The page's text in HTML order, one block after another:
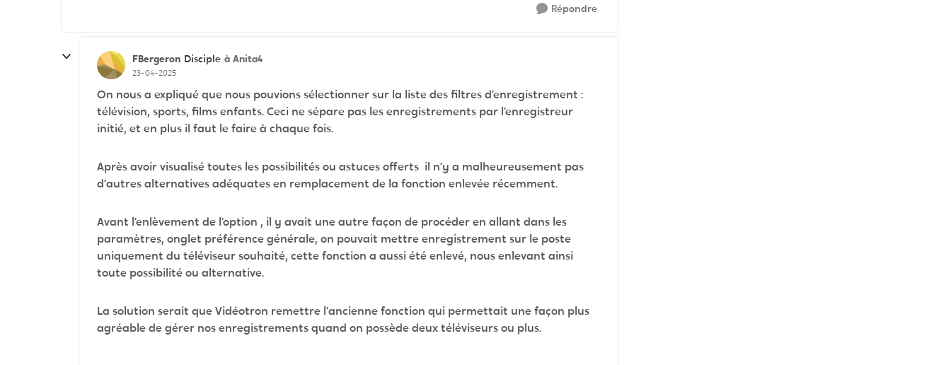
Répondre
FBergeron Disciple à Anita4
23-04-2025
On nous a expliqué que nous pouvions sélectionner sur la liste des filtres d’enregistrement :
télévision, sports, films enfants. Ceci ne sépare pas les enregistrements par l’enregistreur
initié, et en plus il faut le faire à chaque fois.
Après avoir visualisé toutes les possibilités ou astuces offerts il n’y a malheureusement pas
d’autres alternatives adéquates en remplacement de la fonction enlevée récemment.
Avant l’enlèvement de l’option , il y avait une autre façon de procéder en allant dans les
paramètres, onglet préférence générale, on pouvait mettre enregistrement sur le poste
uniquement du téléviseur souhaité, cette fonction a aussi été enlevé, nous enlevant ainsi
toute possibilité ou alternative.
La solution serait que Vidéotron remettre l’ancienne fonction qui permettait une façon plus
agréable de gérer nos enregistrements quand on possède deux téléviseurs ou plus.